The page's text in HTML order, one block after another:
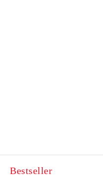
Bestseller